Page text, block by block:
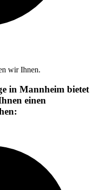
wir Ihnen.
in Mannheim bietet
einen